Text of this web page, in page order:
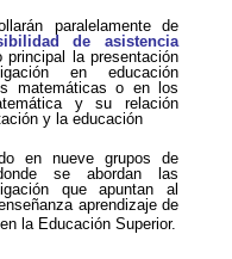
paralelamente de
de asistencia
la presentación
en educación
matemáticas o en los
y su relación
y la educación
en nueve grupos de
se abordan las
que apuntan al
aprendizaje de
la Educación Superior.